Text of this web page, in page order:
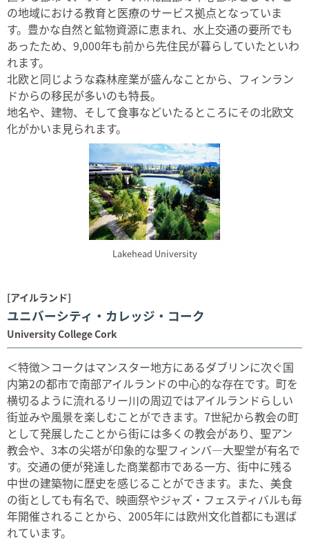
の地域における教育と医療のサービス拠点となっていま
す。豊かな自然と鉱物資源に恵まれ、水上交通の要所でも
あったため、9,000年も前から先住民が暮らしていたといわ
れます。
北欧と同じような森林産業が盛んなことから、フィンラン
ドからの移民が多いのも特長。
地名や、建物、そして食事などいたるところにその北欧文
化がかいま見られます。
Lakehead University
[アイルランド]
ユニバーシティ・カレッジ・コーク
University College Cork
＜特徴＞コークはマンスター地方にあるダブリンに次ぐ国
内第2の都市で南部アイルランドの中心的な存在です。町を
横切るように流れるリー川の周辺ではアイルランドらしい
街並みや風景を楽しむことができます。7世紀から教会の町
として発展したことから街には多くの教会があり、聖アン
教会や、3本の尖塔が印象的な聖フィンバ―大聖堂が有名で
す。交通の便が発達した商業都市である一方、街中に残る
中世の建築物に歴史を感じることができます。また、美食
の街としても有名で、映画祭やジャズ・フェスティバルも毎
年開催されることから、2005年には欧州文化首都にも選ば
れています。